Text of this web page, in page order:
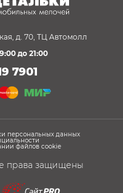
д. 70, ТЦ Автомолл
до 21:00
7901
персональных данных
файлов cookie
права защищены